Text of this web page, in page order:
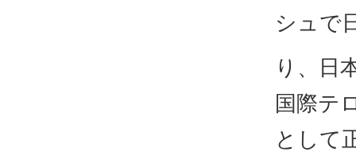
シュで
り、日
国際テ
として